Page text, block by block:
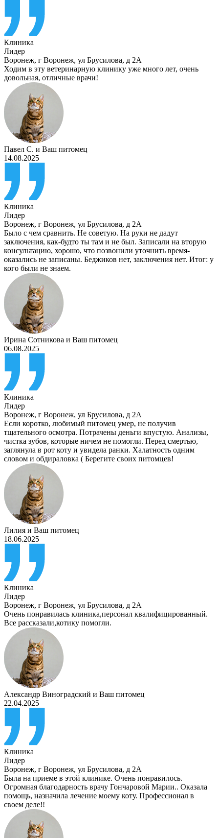
Клиника
Лидер
Воронеж, г Воронеж, ул Брусилова, д 2А
Ходим в эту ветеринарную клинику уже много лет, очень
довольная, отличные врачи!
Павел С. и Ваш питомец
14.08.2025
Клиника
Лидер
Воронеж, г Воронеж, ул Брусилова, д 2А
Было с чем сравнить. Не советую. На руки не дадут
заключения, как-будто ты там и не был. Записали на вторую
консультацию, хорошо, что позвонили уточнить время-
оказались не записаны. Беджиков нет, заключения нет. Итог: у
кого были не знаем.
Ирина Сотникова и Ваш питомец
06.08.2025
Клиника
Лидер
Воронеж, г Воронеж, ул Брусилова, д 2А
Если коротко, любимый питомец умер, не получив
тщательного осмотра. Потрачены деньги впустую. Анализы,
чистка зубов, которые ничем не помогли. Перед смертью,
заглянула в рот коту и увидела ранки. Халатность одним
словом и обдираловка ( Берегите своих питомцев!
Лилия и Ваш питомец
18.06.2025
Клиника
Лидер
Воронеж, г Воронеж, ул Брусилова, д 2А
Очень понравилась клиника,персонал квалифицированный.
Все рассказали,котику помогли.
Александр Виноградский и Ваш питомец
22.04.2025
Клиника
Лидер
Воронеж, г Воронеж, ул Брусилова, д 2А
Была на приеме в этой клинике. Очень понравилось.
Огромная благодарность врачу Гончаровой Марии.. Оказала
помощь, назначила лечение моему коту. Профессионал в
своем деле!!